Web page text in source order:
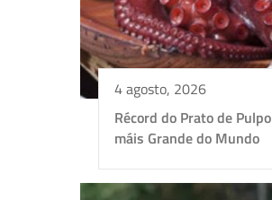
4 agosto, 2026
Récord do Prato de Pulpo
máis Grande do Mundo